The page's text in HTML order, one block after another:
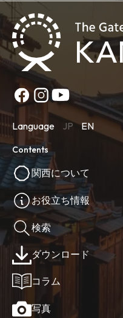
Language JP EN
Contents
関西について
お役立ち情報
検索
ダウンロード
コラム
写真